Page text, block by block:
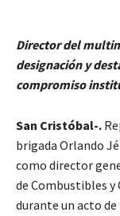
Director del
designación y
compromiso
San Cristóbal-.
brigada Orlando
como director
de Combustibles y
durante un acto